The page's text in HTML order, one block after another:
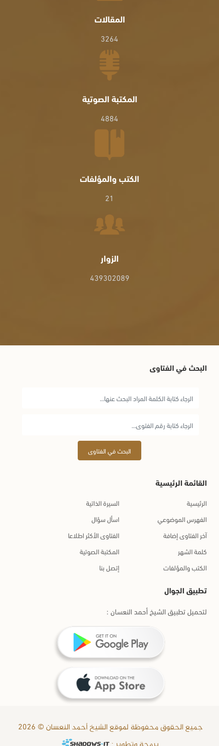
المقالات
3264
المكتبة الصوتية
4884
الكتب والمؤلفات
21
الزوار
439302089
البحث في الفتاوى
البحث في الفتاوى
القائمة الرئيسية
الرئيسية
السيرة الذاتية
الفهرس الموضوعي
اسأل سؤال
آخر الفتاوى إضافة
الفتاوى الأكثر اطلاعا
كلمة الشهر
المكتبة الصوتية
الكتب والمؤلفات
إتصل بنا
تطبيق الجوال
لتحميل تطبيق الشيخ أحمد النعسان :
جميع الحقوق محفوظة لموقع الشيخ أحمد النعسان © 2026